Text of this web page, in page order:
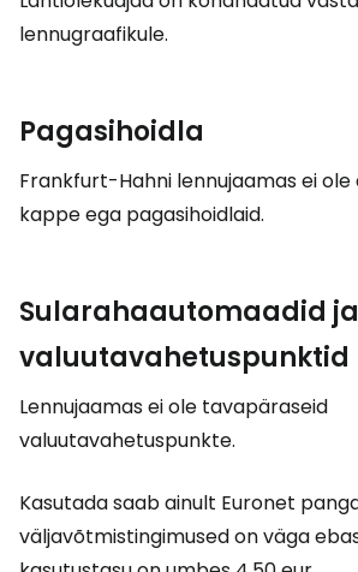
lennugraafikule.
Pagasihoidla
Frankfurt-Hahni lennujaamas ei
kappe ega pagasihoidlaid.
Sularahaautomaadid ja
valuutavahetuspunktid
Lennujaamas ei ole tavapäraseid
valuutavahetuspunkte.
Kasutada saab ainult Euronet
väljavõtmistingimused on väga